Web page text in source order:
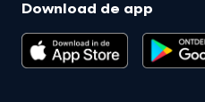
Download de app